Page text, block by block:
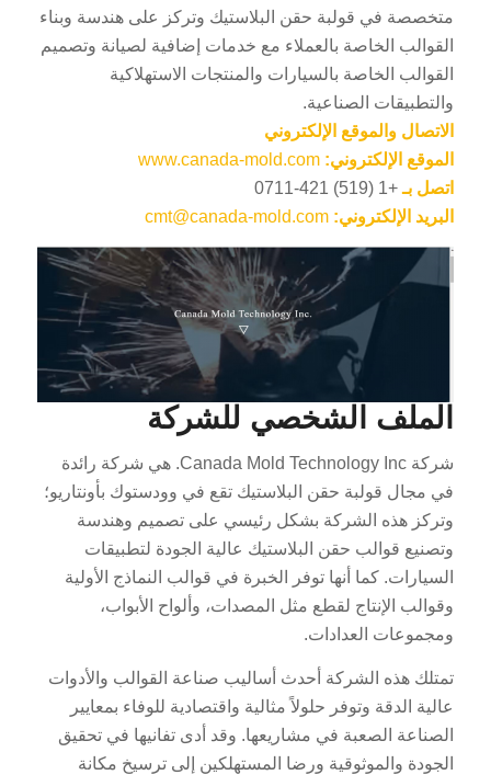
متخصصة في قولبة حقن البلاستيك وتركز على هندسة وبناء
القوالب الخاصة بالعملاء مع خدمات إضافية لصيانة وتصميم
القوالب الخاصة بالسيارات والمنتجات الاستهلاكية
والتطبيقات الصناعية.
الاتصال والموقع الإلكتروني
الموقع الإلكتروني: www.canada-mold.com
اتصل بـ+1 (519) 421-0711
البريد الإلكتروني: cmt@canada-mold.com
الملف الشخصي للشركة
شركة Canada Mold Technology Inc. هي شركة رائدة
في مجال قولبة حقن البلاستيك تقع في وودستوك بأونتاريو؛
وتركز هذه الشركة بشكل رئيسي على تصميم وهندسة
وتصنيع قوالب حقن البلاستيك عالية الجودة لتطبيقات
السيارات. كما أنها توفر الخبرة في قوالب النماذج الأولية
وقوالب الإنتاج لقطع مثل المصدات، وألواح الأبواب،
ومجموعات العدادات.
تمتلك هذه الشركة أحدث أساليب صناعة القوالب والأدوات
عالية الدقة وتوفر حلولاً مثالية واقتصادية للوفاء بمعايير
الصناعة الصعبة في مشاريعها. وقد أدى تفانيها في تحقيق
الجودة والموثوقية ورضا المستهلكين إلى ترسيخ مكانة